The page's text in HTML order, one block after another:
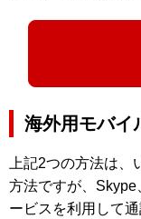
海外用モバイ
上記2つの方法は
方法ですが、
ービスを利用して